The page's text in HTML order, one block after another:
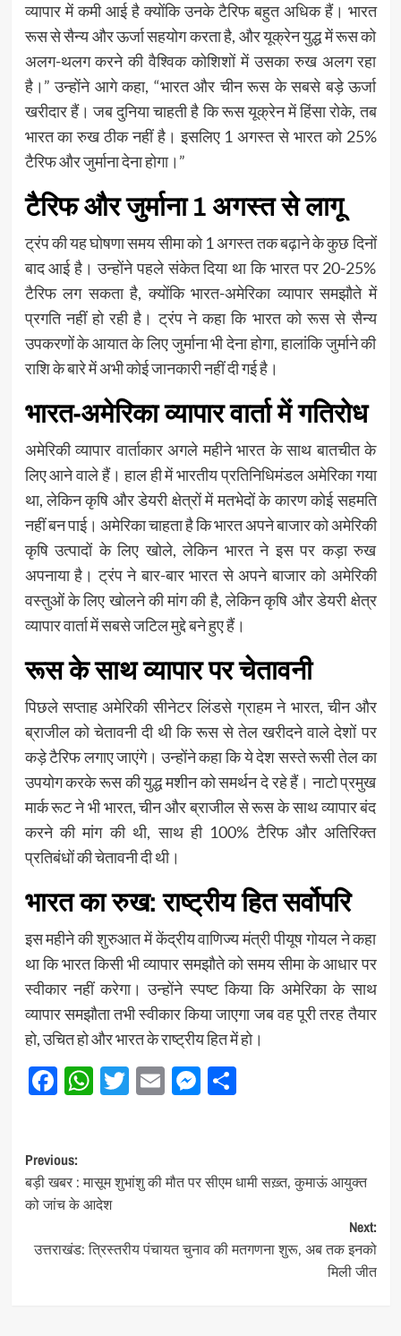
व्यापार में कमी आई है क्योंकि उनके टैरिफ बहुत अधिक हैं। भारत
रूस से सैन्य और ऊर्जा सहयोग करता है, और यूक्रेन युद्ध में रूस को
अलग-थलग करने की वैश्विक कोशिशों में उसका रुख अलग रहा
है।” उन्होंने आगे कहा, “भारत और चीन रूस के सबसे बड़े ऊर्जा
खरीदार हैं। जब दुनिया चाहती है कि रूस यूक्रेन में हिंसा रोके, तब
भारत का रुख ठीक नहीं है। इसलिए 1 अगस्त से भारत को 25%
टैरिफ और जुर्माना देना होगा।”
टैरिफ और जुर्माना 1 अगस्त से लागू
ट्रंप की यह घोषणा समय सीमा को 1 अगस्त तक बढ़ाने के कुछ दिनों
बाद आई है। उन्होंने पहले संकेत दिया था कि भारत पर 20-25%
टैरिफ लग सकता है, क्योंकि भारत-अमेरिका व्यापार समझौते में
प्रगति नहीं हो रही है। ट्रंप ने कहा कि भारत को रूस से सैन्य
उपकरणों के आयात के लिए जुर्माना भी देना होगा, हालांकि जुर्माने की
राशि के बारे में अभी कोई जानकारी नहीं दी गई है।
भारत-अमेरिका व्यापार वार्ता में गतिरोध
अमेरिकी व्यापार वार्ताकार अगले महीने भारत के साथ बातचीत के
लिए आने वाले हैं। हाल ही में भारतीय प्रतिनिधिमंडल अमेरिका गया
था, लेकिन कृषि और डेयरी क्षेत्रों में मतभेदों के कारण कोई सहमति
नहीं बन पाई। अमेरिका चाहता है कि भारत अपने बाजार को अमेरिकी
कृषि उत्पादों के लिए खोले, लेकिन भारत ने इस पर कड़ा रुख
अपनाया है। ट्रंप ने बार-बार भारत से अपने बाजार को अमेरिकी
वस्तुओं के लिए खोलने की मांग की है, लेकिन कृषि और डेयरी क्षेत्र
व्यापार वार्ता में सबसे जटिल मुद्दे बने हुए हैं।
रूस के साथ व्यापार पर चेतावनी
पिछले सप्ताह अमेरिकी सीनेटर लिंडसे ग्राहम ने भारत, चीन और
ब्राजील को चेतावनी दी थी कि रूस से तेल खरीदने वाले देशों पर
कड़े टैरिफ लगाए जाएंगे। उन्होंने कहा कि ये देश सस्ते रूसी तेल का
उपयोग करके रूस की युद्ध मशीन को समर्थन दे रहे हैं। नाटो प्रमुख
मार्क रूट ने भी भारत, चीन और ब्राजील से रूस के साथ व्यापार बंद
करने की मांग की थी, साथ ही 100% टैरिफ और अतिरिक्त
प्रतिबंधों की चेतावनी दी थी।
भारत का रुख: राष्ट्रीय हित सर्वोपरि
इस महीने की शुरुआत में केंद्रीय वाणिज्य मंत्री पीयूष गोयल ने कहा
था कि भारत किसी भी व्यापार समझौते को समय सीमा के आधार पर
स्वीकार नहीं करेगा। उन्होंने स्पष्ट किया कि अमेरिका के साथ
व्यापार समझौता तभी स्वीकार किया जाएगा जब वह पूरी तरह तैयार
हो, उचित हो और भारत के राष्ट्रीय हित में हो।
Facebook
WhatsApp
Twitter
EmailMessenger
Share
Post
navigation
Previous:
बड़ी खबर : मासूम शुभांशु की मौत पर सीएम धामी सख़्त, कुमाऊं आयुक्त
को जांच के आदेश
Next:
उत्तराखंड: त्रिस्तरीय पंचायत चुनाव की मतगणना शुरू, अब तक इनको
मिली जीत